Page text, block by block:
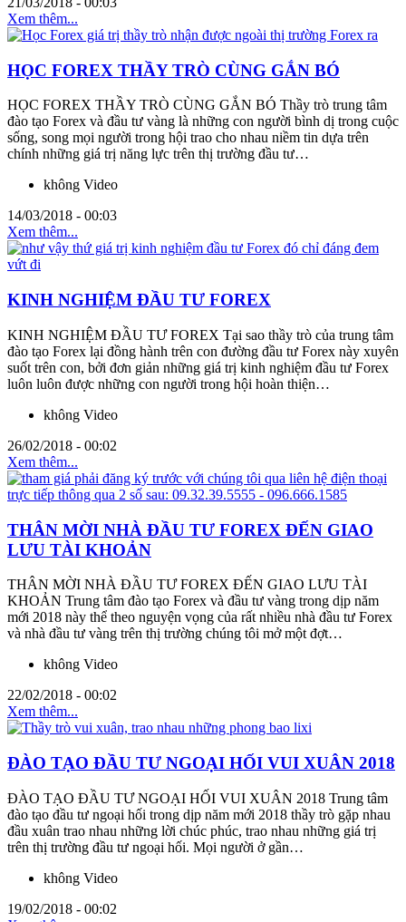
Xem thêm...
HỌC FOREX THẦY TRÒ CÙNG GẮN BÓ
HỌC FOREX THẦY TRÒ CÙNG GẮN BÓ Thầy trò trung tâm
đào tạo Forex và đầu tư vàng là những con người bình dị trong cuộc
sống, song mọi người trong hội trao cho nhau niềm tin dựa trên
chính những giá trị năng lực trên thị trường đầu tư…
không Video
14/03/2018 - 00:03
Xem thêm...
KINH NGHIỆM ĐẦU TƯ FOREX
KINH NGHIỆM ĐẦU TƯ FOREX Tại sao thầy trò của trung tâm
đào tạo Forex lại đồng hành trên con đường đầu tư Forex này xuyên
suốt trên con, bởi đơn giản những giá trị kinh nghiệm đầu tư Forex
luôn luôn được những con người trong hội hoàn thiện…
không Video
26/02/2018 - 00:02
Xem thêm...
THÂN MỜI NHÀ ĐẦU TƯ FOREX ĐẾN GIAO
LƯU TÀI KHOẢN
THÂN MỜI NHÀ ĐẦU TƯ FOREX ĐẾN GIAO LƯU TÀI
KHOẢN Trung tâm đào tạo Forex và đầu tư vàng trong dịp năm
mới 2018 này thể theo nguyện vọng của rất nhiều nhà đầu tư Forex
và nhà đầu tư vàng trên thị trường chúng tôi mở một đợt…
không Video
22/02/2018 - 00:02
Xem thêm...
ĐÀO TẠO ĐẦU TƯ NGOẠI HỐI VUI XUÂN 2018
ĐÀO TẠO ĐẦU TƯ NGOẠI HỐI VUI XUÂN 2018 Trung tâm
đào tạo đầu tư ngoại hối trong dịp năm mới 2018 thầy trò gặp nhau
đầu xuân trao nhau những lời chúc phúc, trao nhau những giá trị
trên thị trường đầu tư ngoại hối. Mọi người ở gần…
không Video
19/02/2018 - 00:02